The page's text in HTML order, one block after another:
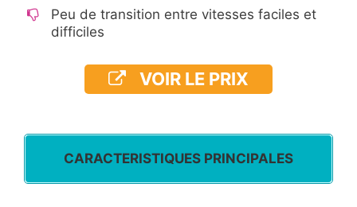
Peu de transition entre vitesses faciles et
difficiles
VOIR LE PRIX
CARACTERISTIQUES PRINCIPALES